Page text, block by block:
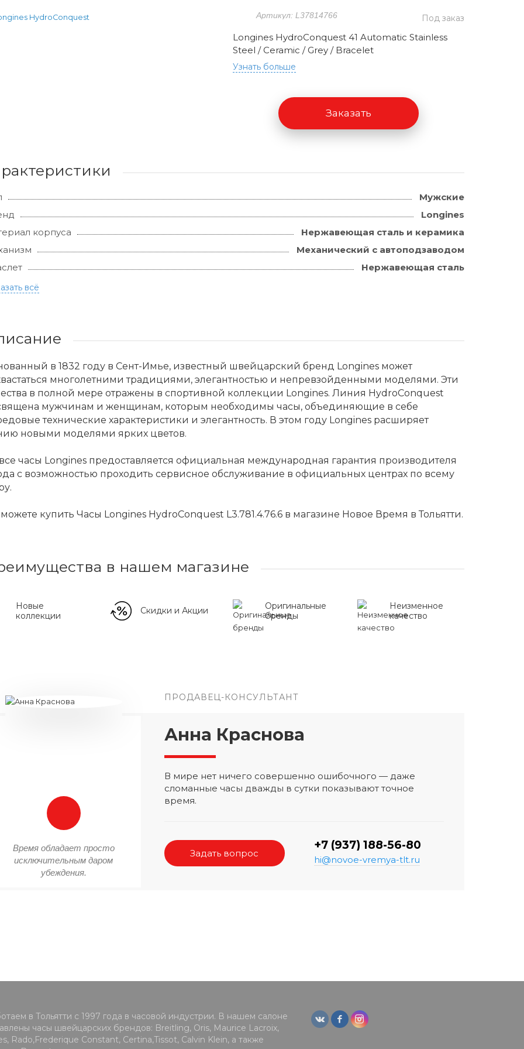
Артикул: L37814766 Под заказ
Longines HydroConquest 41 Automatic Stainless
Steel / Ceramic / Grey / Bracelet
Узнать больше
Заказать
Мужские
Longines
корпуса
Нержавеющая сталь и керамика
Механический с автоподзаводом
Нержавеющая сталь
всё
в 1832 году в Сент-Имье, известный швейцарский бренд Longines может
многолетними традициями, элегантностью и непревзойденными моделями. Эти
в полной мере отражены в спортивной коллекции Longines. Линия HydroConquest
мужчинам и женщинам, которым необходимы часы, объединяющие в себе
технические характеристики и элегантность. В этом году Longines расширяет
новыми моделями ярких цветов.
часы Longines предоставляется официальная международная гарантия производителя
с возможностью проходить сервисное обслуживание в официальных центрах по всему
купить Часы Longines HydroConquest L3.781.4.76.6 в магазине Новое Время в Тольятти.
в нашем магазине
Новые
коллекции
Скидки и Акции
Оригинальные
бренды
Неизменное
качество
ПРОДАВЕЦ-КОНСУЛЬТАНТ
Время обладает просто
исключительным даром
убеждения.
Анна Краснова
В мире нет ничего совершенно ошибочного — даже
сломанные часы дважды в сутки показывают точное
время.
Задать вопрос
+7 (937) 188-56-80
hi@novoe-vremya-tlt.ru
в Тольятти с 1997 года в часовой индустрии. В нашем салоне
часы швейцарских брендов: Breitling, Oris, Maurice Lacroix,
Rado,Frederique Constant, Certina,Tissot, Calvin Klein, а также